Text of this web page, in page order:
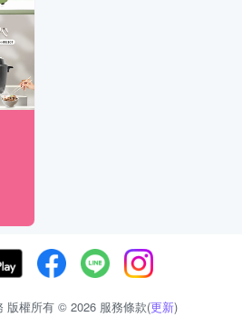
版權所有 © 2026 服務條款(更新)